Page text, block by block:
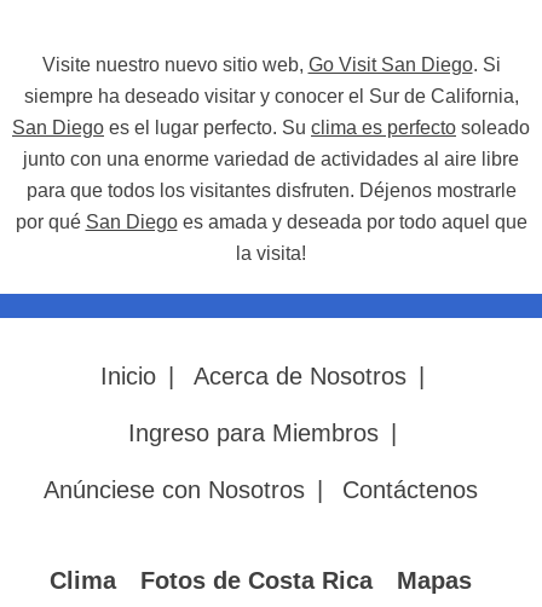
Visite nuestro nuevo sitio web, Go Visit San Diego. Si
siempre ha deseado visitar y conocer el Sur de California,
San Diego es el lugar perfecto. Su clima es perfecto soleado
junto con una enorme variedad de actividades al aire libre
para que todos los visitantes disfruten. Déjenos mostrarle
por qué San Diegoes amada y deseada por todo aquel que
la visita!
Inicio Acerca de Nosotros
Ingreso para Miembros
Anúnciese con Nosotros Contáctenos
Clima Fotos de Costa Rica Mapas